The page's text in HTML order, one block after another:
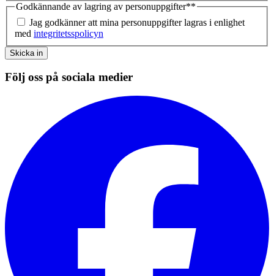
Godkännande av lagring av personuppgifter**
Jag godkänner att mina personuppgifter lagras i enlighet
med integritetsspolicyn
Skicka in
Följ oss på sociala medier